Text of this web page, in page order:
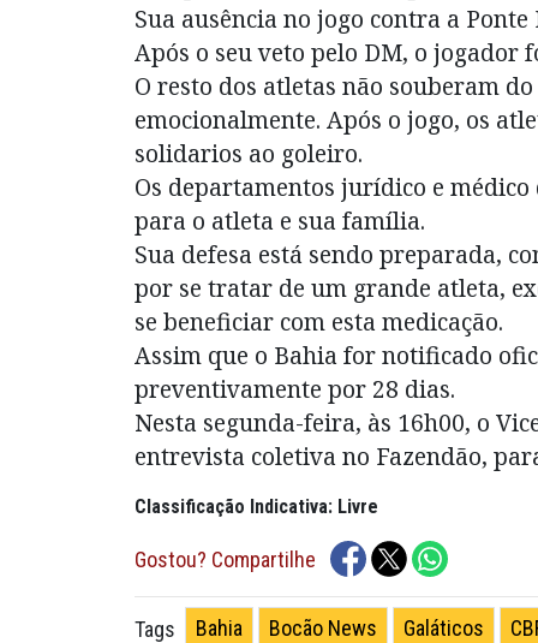
Sua ausência no jogo contra a
Após o seu veto pelo DM, o
O resto dos atletas não souberam
emocionalmente. Após o jogo, os
solidarios ao goleiro.
Os departamentos jurídico e
para o atleta e sua família.
Sua defesa está sendo preparada,
por se tratar de um grande atleta,
se beneficiar com esta medicação.
Assim que o Bahia for notificado
preventivamente por 28 dias.
Nesta segunda-feira, às 16h00, o
entrevista coletiva no Fazendão,
Classificação Indicativa: Livre
Gostou? Compartilhe
Tags Bahia Bocão News Galáticos